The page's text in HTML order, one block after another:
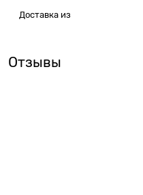
Доставка из
Отзывы